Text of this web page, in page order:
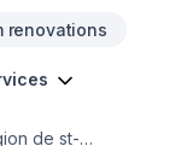
renovations
de st-